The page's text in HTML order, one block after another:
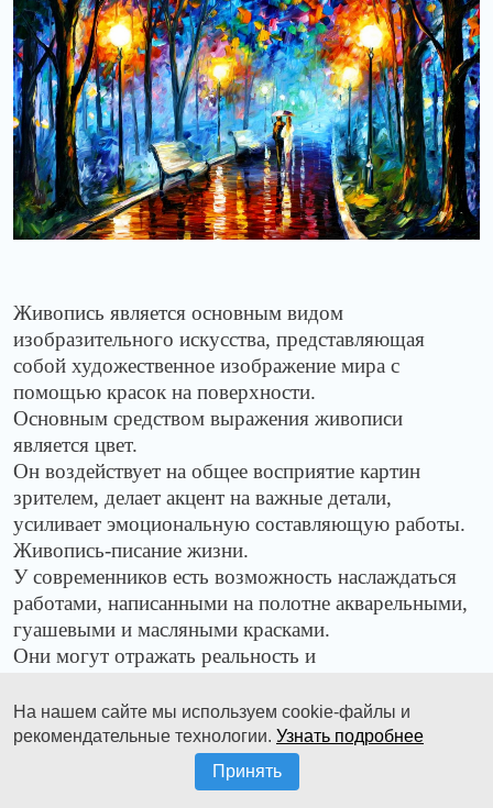
Живопись является основным видом
изобразительного искусства, представляющая
собой художественное изображение мира с
помощью красок на поверхности.
Основным средством выражения живописи
является цвет.
Он воздействует на общее восприятие картин
зрителем, делает акцент на важные детали,
усиливает эмоциональную составляющую работы.
Живопись-писание жизни.
У современников есть возможность наслаждаться
работами, написанными на полотне акварельными,
гуашевыми и масляными красками.
Они могут отражать реальность и
Живопись можно разделить на станковую и
монументальную.
На нашем сайте мы используем cookie-файлы и
рекомендательные технологии. Узнать подробнее
Принять